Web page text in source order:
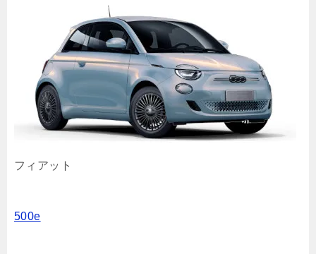
フィアット
500e